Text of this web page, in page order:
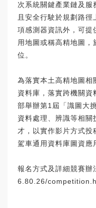
次系統關鍵產業鏈及
且安全行駛於規劃路
項感測器資訊外，可提
用地圖或稱高精地圖
位。
為落實本土高精地圖相
資料庫，落實跨機關資
部舉辦第1屆「識圖大
資料處理、辨識等相關
才，以實作影片方式投
駕車通用資料庫圖資應
報名方式及詳細競賽辦
6.80.26/